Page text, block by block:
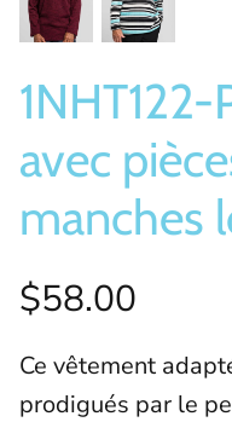
avec
manches
$58.00
Ce vêtement
prodigués par le